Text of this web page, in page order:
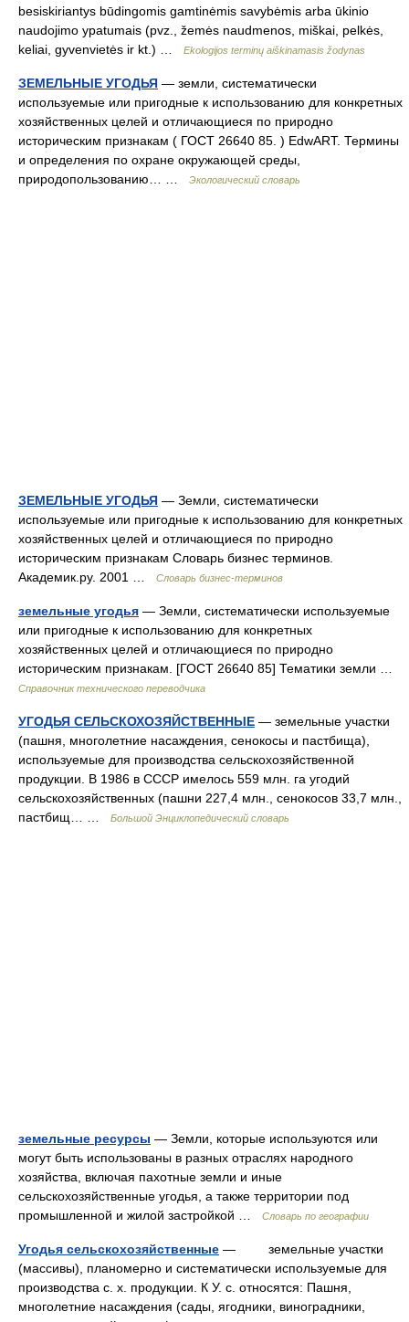
besiskiriantys būdingomis gamtinėmis savybėmis arba ūkinio
naudojimo ypatumais (pvz., žemės naudmenos, miškai, pelkės,
keliai, gyvenvietės ir kt.) …
Ekologijos terminų aiškinamasis žodynas
ЗЕМЕЛЬНЫЕ УГОДЬЯ — земли, систематически
используемые или пригодные к использованию для конкретных
хозяйственных целей и отличающиеся по природно
историческим признакам ( ГОСТ 26640 85. ) EdwART. Термины
и определения по охране окружающей среды,
природопользованию… …
Экологический словарь
ЗЕМЕЛЬНЫЕ УГОДЬЯ — Земли, систематически
используемые или пригодные к использованию для конкретных
хозяйственных целей и отличающиеся по природно
историческим признакам Словарь бизнес терминов.
Академик.ру. 2001 …
Словарь бизнес-терминов
земельные угодья — Земли, систематически используемые
или пригодные к использованию для конкретных
хозяйственных целей и отличающиеся по природно
историческим признакам. [ГОСТ 26640 85] Тематики земли …
Справочник технического переводчика
УГОДЬЯ СЕЛЬСКОХОЗЯЙСТВЕННЫЕ — земельные участки
(пашня, многолетние насаждения, сенокосы и пастбища),
используемые для производства сельскохозяйственной
продукции. В 1986 в СССР имелось 559 млн. га угодий
сельскохозяйственных (пашни 227,4 млн., сенокосов 33,7 млн.,
пастбищ… …
Большой Энциклопедический словарь
земельные ресурсы — Земли, которые используются или
могут быть использованы в разных отраслях народного
хозяйства, включая пахотные земли и иные
сельскохозяйственные угодья, а также территории под
промышленной и жилой застройкой …
Словарь по географии
Угодья сельскохозяйственные — земельные участки
(массивы), планомерно и систематически используемые для
производства с. х. продукции. К У. с. относятся: Пашня,
многолетние насаждения (сады, ягодники, виноградники,